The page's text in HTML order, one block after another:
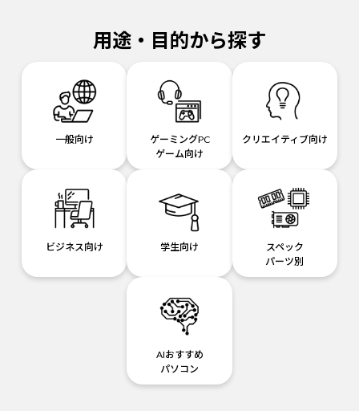
用途・目的から探す
一般向け
ゲーミングPC
ゲーム向け
クリエイティブ向け
ビジネス向け 学生向け
スペック
パーツ別
AIおすすめ
パソコン